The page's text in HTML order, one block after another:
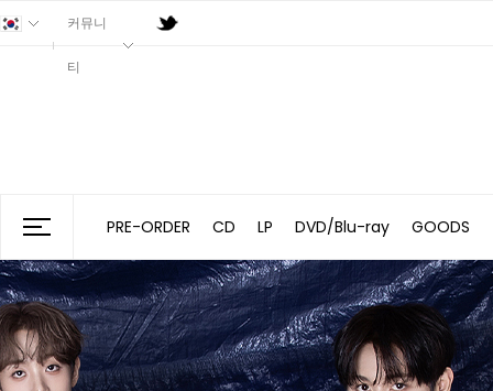
커뮤니
티
PRE-ORDER CD LP DVD/Blu-ray GOODS